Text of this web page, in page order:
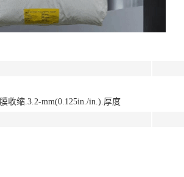
收缩.3.2-mm(0.125in./in.).厚度